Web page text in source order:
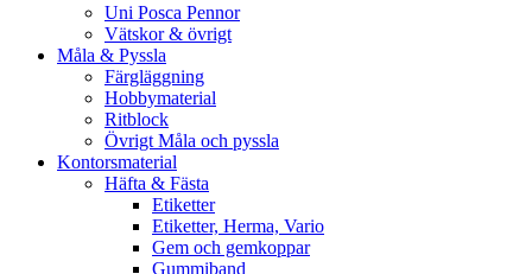
Uni Posca Pennor
Vätskor & övrigt
Måla & Pyssla
Färgläggning
Hobbymaterial
Ritblock
Övrigt Måla och pyssla
Kontorsmaterial
Häfta & Fästa
Etiketter
Etiketter, Herma, Vario
Gem och gemkoppar
Gummiband